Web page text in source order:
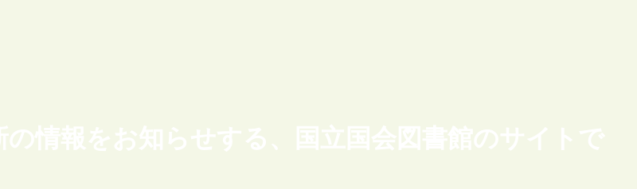
情報をお知らせする、国立国会図書館のサイトで